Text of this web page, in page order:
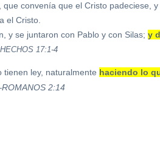
convenía que el Cristo padeciese,
el Cristo.
y se juntaron con Pablo y con Silas;y
17:1-4
tienen ley, naturalmente haciendo lo
2:14